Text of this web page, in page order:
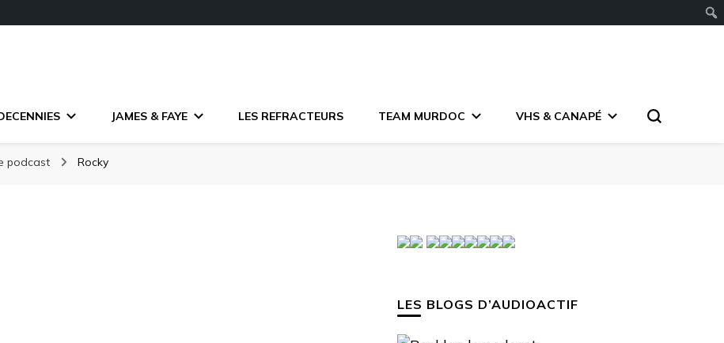
JAMES & FAYE LES REFRACTEURS TEAM MURDOC VHS & CANAPÉ
podcast Rocky
LES BLOGS D’AUDIOACTIF